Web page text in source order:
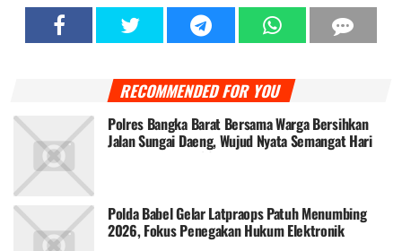
RECOMMENDED FOR YOU
Polres Bangka Barat Bersama Warga Bersihkan
Jalan Sungai Daeng, Wujud Nyata Semangat Hari
Bhayangkara ke-80
Polda Babel Gelar Latpraops Patuh Menumbing
2026, Fokus Penegakan Hukum Elektronik